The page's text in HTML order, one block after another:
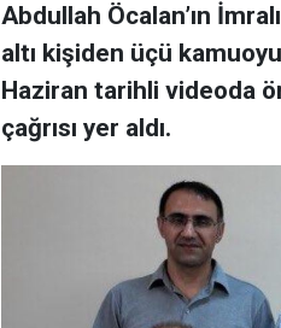
Abdullah Öcalan’ın
altı kişiden üçü
Haziran tarihli videoda
çağrısı yer aldı.